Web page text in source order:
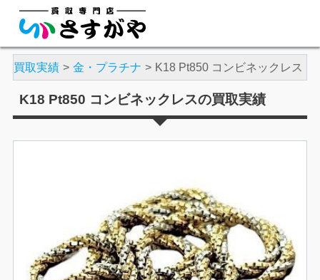
買取実績 金・プラチナ K18 Pt850 コンビネックレス
K18 Pt850 コンビネックレスの買取実績